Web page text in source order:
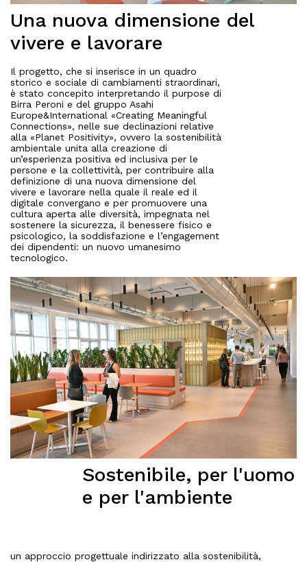
Una nuova dimensione del
vivere e lavorare
Il progetto, che si inserisce in un quadro
storico e sociale di cambiamenti straordinari,
è stato concepito interpretando il purpose di
Birra Peroni e del gruppo Asahi
Europe&International «Creating Meaningful
Connections», nelle sue declinazioni relative
alla «Planet Positivity», ovvero la sostenibilità
ambientale unita alla creazione di
un’esperienza positiva ed inclusiva per le
persone e la collettività, per contribuire alla
definizione di una nuova dimensione del
vivere e lavorare nella quale il reale ed il
digitale convergano e per promuovere una
cultura aperta alle diversità, impegnata nel
sostenere la sicurezza, il benessere fisico e
psicologico, la soddisfazione e l’engagement
dei dipendenti: un nuovo umanesimo
tecnologico.
Sostenibile, per l'uomo
e per l'ambiente
un approccio progettuale indirizzato alla sostenibilità,